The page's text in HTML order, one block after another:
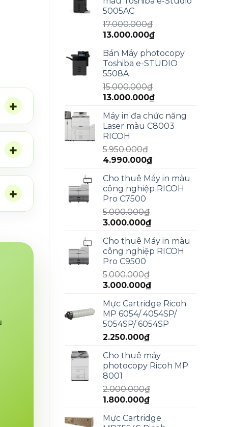
5005AC
17.000.000₫
Giá
là:
17.000.000₫.
13.000.000₫Giá
tại
là:
Bán Máy photocopy
Toshiba e-STUDIO
5508A
15.000.000₫
Giá
là:
15.000.000₫.
13.000.000₫Giá
tại
là:
Máy in đa chức năng
Laser màu C8003
RICOH
5.950.000₫
Giá
là:
5.950.000₫.
4.990.000₫Giá
tại
là:
Cho thuê Máy in màu
công nghiệp RICOH
Pro C7500
5.000.000₫
Giá
là:
5.000.000₫.
3.000.000₫Giá
tại
là:
Cho thuê Máy in màu
công nghiệp RICOH
Pro C9500
5.000.000₫
Giá
là:
5.000.000₫.
3.000.000₫Giá
tại
là:
3.000.000₫.
Mực Cartridge Ricoh
MP 6054/ 4054SP/
5054SP/ 6054SP
2.250.000₫
Cho thuê máy
photocopy Ricoh MP
8001
2.000.000₫
Giá
là:
1.800.000₫Giá
tại
Mực Cartridge